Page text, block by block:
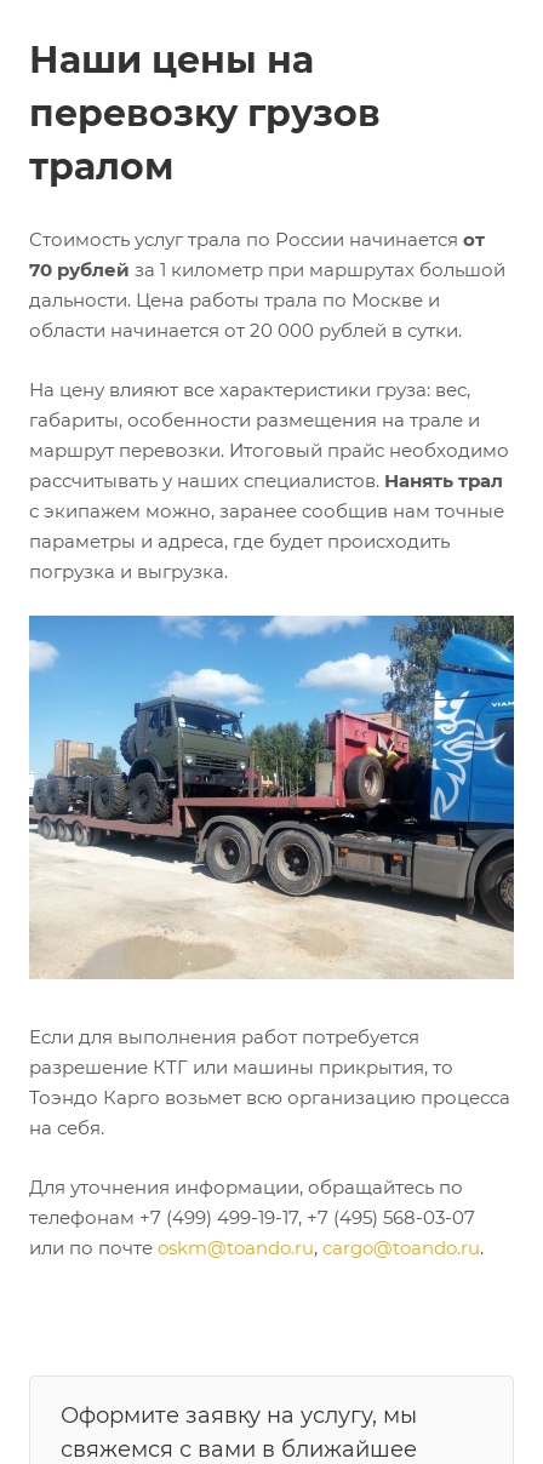
Наши цены на
перевозку грузов
тралом
Стоимость услуг трала по России начинается от
70 рублей за 1 километр при маршрутах большой
дальности. Цена работы трала по Москве и
области начинается от 20 000 рублей в сутки.
На цену влияют все характеристики груза: вес,
габариты, особенности размещения на трале и
маршрут перевозки. Итоговый прайс необходимо
рассчитывать у наших специалистов. Нанять трал
с экипажем можно, заранее сообщив нам точные
параметры и адреса, где будет происходить
погрузка и выгрузка.
Если для выполнения работ потребуется
разрешение КТГ или машины прикрытия, то
Тоэндо Карго возьмет всю организацию процесса
на себя.
Для уточнения информации, обращайтесь по
телефонам +7 (499) 499-19-17, +7 (495) 568-03-07
или по почте oskm@toando.ru, cargo@toando.ru.
Оформите заявку на услугу, мы
свяжемся с вами в ближайшее